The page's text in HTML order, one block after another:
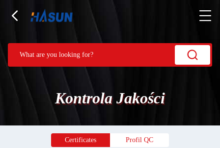
Kontrola Jakości
Certificates Profil QC